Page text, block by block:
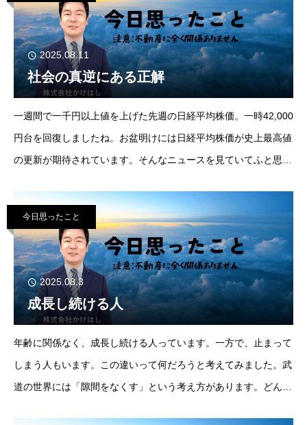
2025.08.11
社会の真逆にある正解
一週間で一千円以上値を上げた先週の日経平均株価。一時42,000
円台を回復しましたね。お盆明けには日経平均株価が史上最高値
の更新が期待されています。そんなニュースを見ていてふと思っ
今日思ったこと
2025.08.3
成長し続ける人
年齢に関係なく、成長し続ける人っています。一方で、止まって
しまう人もいます。この違いって何だろうと考えてみました。武
道の世界には「隙間をなくす」という考え方があります。どんな